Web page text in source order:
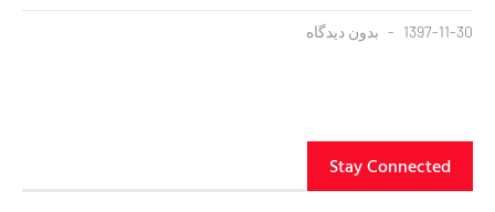
1397-11-30 بدون دیدگاه
Stay Connected